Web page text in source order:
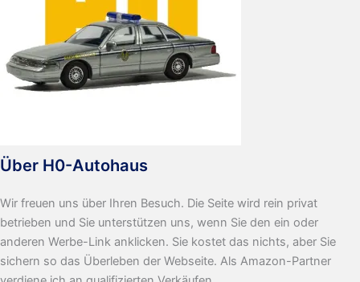
Über H0-Autohaus
Wir freuen uns über Ihren Besuch. Die Seite wird rein privat
betrieben und Sie unterstützen uns, wenn Sie den ein oder
anderen Werbe-Link anklicken. Sie kostet das nichts, aber Sie
sichern so das Überleben der Webseite. Als Amazon-Partner